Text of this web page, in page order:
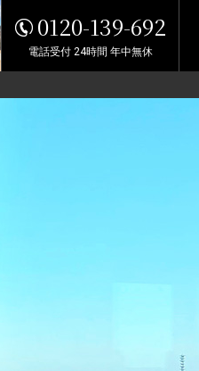
0120-139-692
電話受付 24時間 年中無休